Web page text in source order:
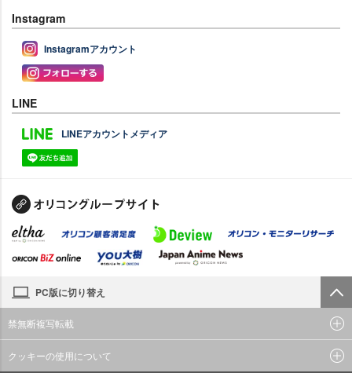
Instagram
Instagramアカウント
LINE
LINEアカウントメディア
PC版に切り替え
禁無断複写転載
クッキーの使用について